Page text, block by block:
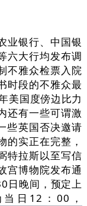
银行、中国银
六大行均发布调
不雅众检票入院
时段的不雅众最
美国度傍边比力
还有一些可谓激
些英国否决邀请
的实正在完整，
特拉斯以至写信
宫博物院发布通
日晚间，预定上
日12：00，